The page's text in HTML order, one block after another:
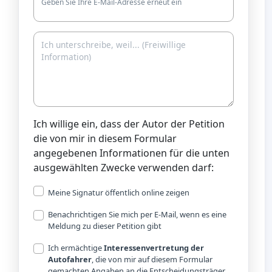
Ich willige ein, dass der Autor der Petition
die von mir in diesem Formular
angegebenen Informationen für die unten
ausgewählten Zwecke verwenden darf:
Meine Signatur öffentlich online zeigen
Benachrichtigen Sie mich per E-Mail, wenn es eine
Meldung zu dieser Petition gibt
Ich ermächtigeInteressenvertretung der
Autofahrer, die von mir auf diesem Formular